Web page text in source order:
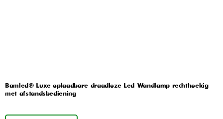
Bamled® Luxe oplaadbare draadloze Led Wandlamp rechthoekig
met afstandsbediening